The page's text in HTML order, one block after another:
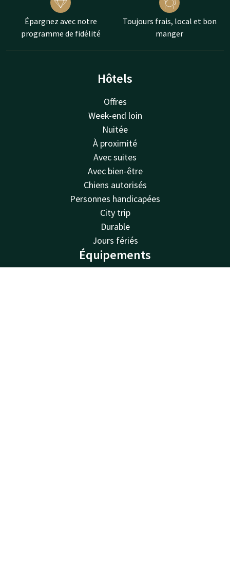
Épargnez avec notre
programme de fidélité
Toujours frais, local et bon
manger
Hôtels
Offres
Week-end loin
Nuitée
À proximité
Avec suites
Avec bien-être
Chiens autorisés
Personnes handicapées
City trip
Durable
Jours fériés
Équipements